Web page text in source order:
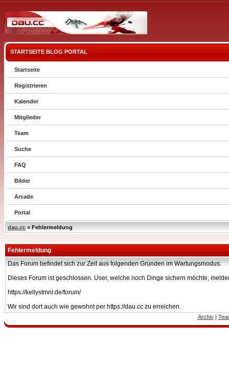
STARTSEITE BLOG PORTAL
Startseite
Registrieren
Kalender
Mitglieder
Team
Suche
FAQ
Bilder
Arcade
Portal
dau.cc » Fehlermeldung
Fehlermeldung
Das Forum befindet sich zur Zeit aus folgenden Gründen im Wartungsmodus:
Dieses Forum ist geschlossen. User, welche noch Dinge sichern möchte,
https://kellystmnl.de/forum/
Wir sind dort auch wie gewohnt per https://dau.cc zu erreichen.
Archiv|